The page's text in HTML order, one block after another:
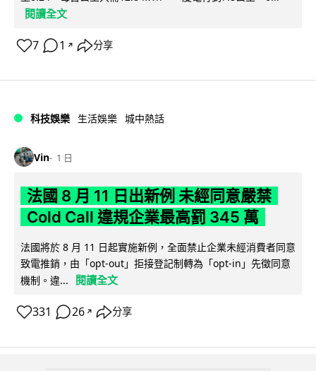
閱讀全文
7 1 ↗ 分享
科技娛樂 生活娛樂 城中熱話
Vin 1 日
法國 8 月 11 日出新例 未經同意嚴禁
Cold Call 違規企業最高罰 345 萬
法國將於 8 月 11 日起實施新例，全面禁止企業未經消費者同意
致電推銷，由「opt-out」拒接登記制轉為「opt-in」先徵同意
機制。違...
閱讀全文
331 26 ↗ 分享